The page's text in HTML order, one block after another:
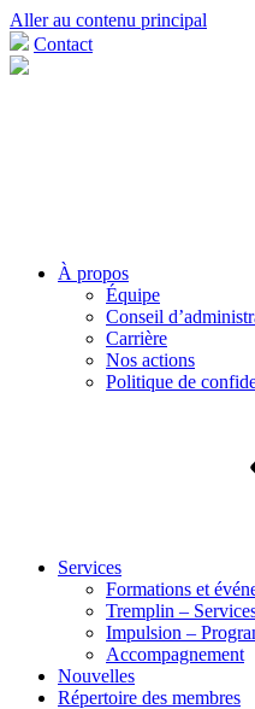
Aller au contenu principal
Contact
À propos
Équipe
Conseil
Carrière
Nos actions
Politique de
Services
Formations et
Tremplin –
Impulsion –
Accompagnement
Nouvelles
Répertoire des membres